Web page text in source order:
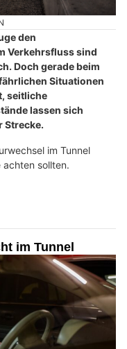
den
Verkehrsfluss sind
Doch gerade beim
Situationen
seitliche
lassen sich
Strecke.
im Tunnel
sollten.
im Tunnel